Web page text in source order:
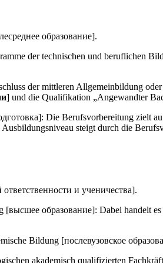
образование].
der technischen und beruflichen
der mittleren Allgemeinbildung
] und die Qualifikation „Angewandter
Die Berufsvorbereitung zielt
steigt durch die
и ученичества].
образование]: Dabei handelt
Bildung [послевузовское
akademisch qualifizierten